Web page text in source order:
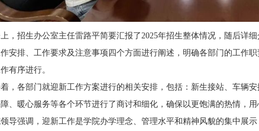
，招生办公室主任雷路平简要汇报了2025年招生整体情况，随后详细
安排、工作要求及注意事项四个方面进行阐述，明确各部门的工作
有序进行。
，各部门就迎新工作方案进行的相关安排，包括：新生接站、车辆
、暖心服务等各个环节进行了商讨和细化，确保以更饱满的热情，
领导强调，迎新工作是学院办学理念、管理水平和精神风貌的集中展